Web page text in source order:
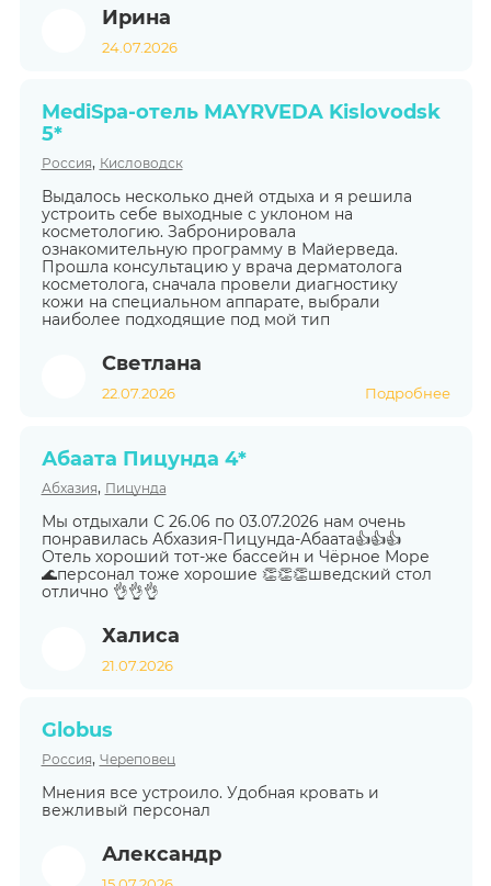
Ирина
24.07.2026
MediSpa-отель MAYRVEDA Kislovodsk
5*
Россия, Кисловодск
Выдалось несколько дней отдыха и я решила
устроить себе выходные с уклоном на
косметологию. Забронировала
ознакомительную программу в Майерведа.
Прошла консультацию у врача дерматолога
косметолога, сначала провели диагностику
кожи на специальном аппарате, выбрали
наиболее подходящие под мой тип
Светлана
22.07.2026 Подробнее
Абаата Пицунда 4*
Абхазия, Пицунда
Мы отдыхали С 26.06 по 03.07.2026 нам очень
понравилась Абхазия-Пицунда-Абаата👍👍👍
Отель хороший тот-же бассейн и Чёрное Море
🌊персонал тоже хорошие 👏👏👏шведский стол
отлично 👌👌👌
Халиса
21.07.2026
Globus
Россия, Череповец
Мнения все устроило. Удобная кровать и
вежливый персонал
Александр